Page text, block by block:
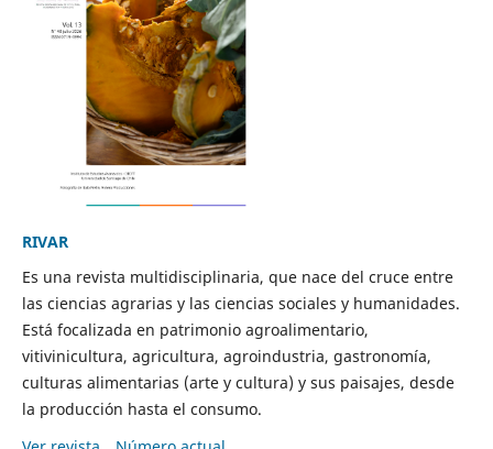
RIVAR
Es una revista multidisciplinaria, que nace del cruce entre
las ciencias agrarias y las ciencias sociales y humanidades.
Está focalizada en patrimonio agroalimentario,
vitivinicultura, agricultura, agroindustria, gastronomía,
culturas alimentarias (arte y cultura) y sus paisajes, desde
la producción hasta el consumo.